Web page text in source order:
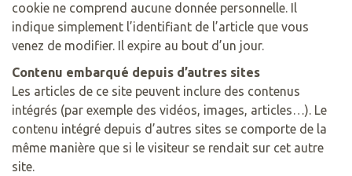
cookie ne comprend aucune donnée personnelle. Il
indique simplement l’identifiant de l’article que vous
venez de modifier. Il expire au bout d’un jour.
Contenu embarqué depuis d’autres sites
Les articles de ce site peuvent inclure des contenus
intégrés (par exemple des vidéos, images, articles…). Le
contenu intégré depuis d’autres sites se comporte de la
même manière que si le visiteur se rendait sur cet autre
site.